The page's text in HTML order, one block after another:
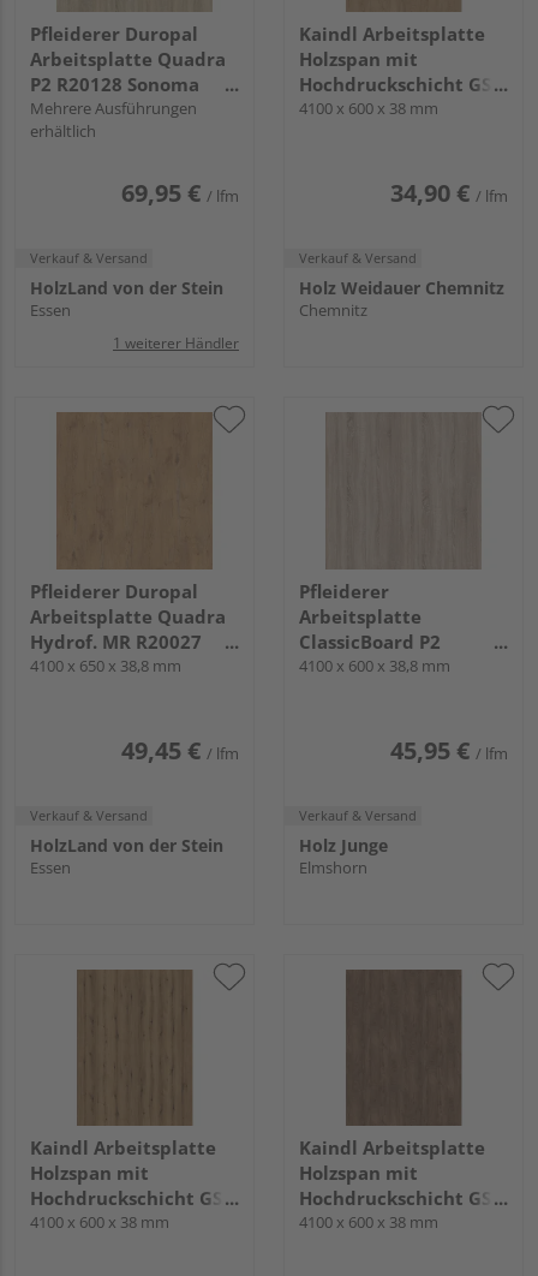
Pfleiderer Duropal
Arbeitsplatte Quadra
P2 R20128 Sonoma
Eiche hell, RT, VS Folie
Mehrere Ausführungen
erhältlich
69,95 € / lfm
Verkauf & Versand
HolzLand von der Stein
Essen
1 weiterer Händler
Kaindl Arbeitsplatte
Holzspan mit
Hochdruckschicht GS3
0 K5414 AW Eiche
4100 x 600 x 38 mm
34,90 € / lfm
Verkauf & Versand
Holz Weidauer Chemnitz
Chemnitz
Pfleiderer Duropal
Arbeitsplatte Quadra
Hydrof. MR R20027
Pale Lancelot Oak, RT
4100 x 650 x 38,8 mm
49,45 € / lfm
Verkauf & Versand
HolzLand von der Stein
Essen
Pfleiderer
Arbeitsplatte
ClassicBoard P2
R20039 Sonoma Eiche
4100 x 600 x 38,8 mm
45,95 € / lfm
Verkauf & Versand
Holz Junge
Elmshorn
Kaindl Arbeitsplatte
Holzspan mit
Hochdruckschicht GS3
0 K5574 AW Eiche
4100 x 600 x 38 mm
Kaindl Arbeitsplatte
Holzspan mit
Hochdruckschicht GS3
0 K5413 AW Eiche
4100 x 600 x 38 mm